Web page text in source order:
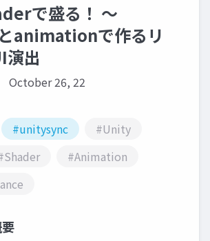
で盛る！ 〜
animationで作るリ
演出
October 26, 22
#unitysync
#Unity
#Animation